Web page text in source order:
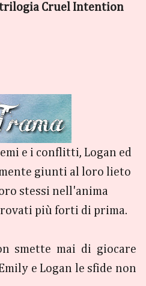
Cruel Intention
e i conflitti, Logan ed
giunti al loro lieto
stessi nell'anima
più forti di prima.
smette mai di giocare
e Logan le sfide non